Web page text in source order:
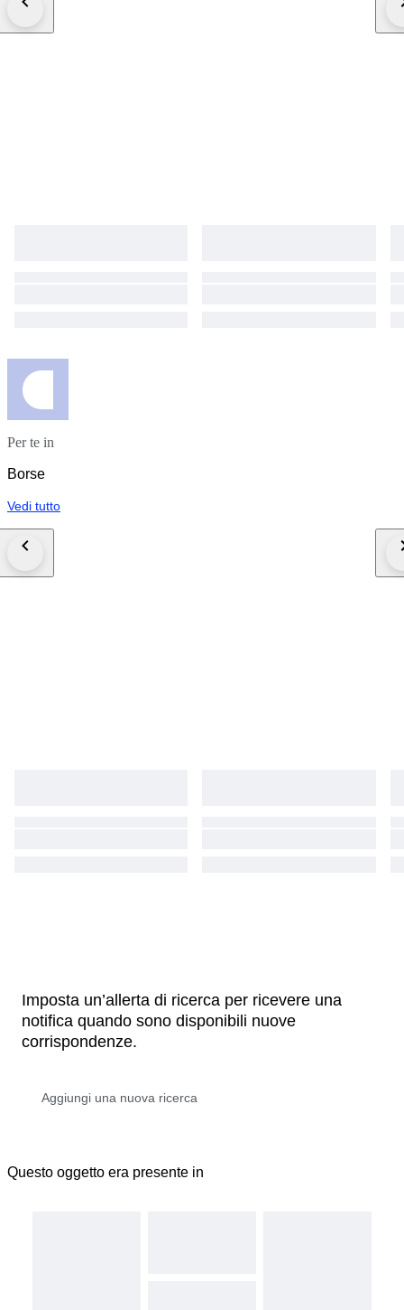
Per te in
Borse
Vedi tutto
Imposta un’allerta di ricerca per ricevere una
notifica quando sono disponibili nuove
corrispondenze.
Questo oggetto era presente in